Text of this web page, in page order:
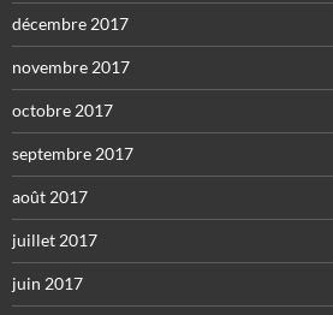
décembre 2017
novembre 2017
octobre 2017
septembre 2017
août 2017
juillet 2017
juin 2017